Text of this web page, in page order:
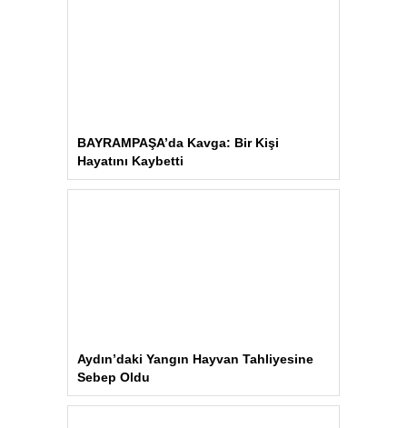
BAYRAMPAŞA’da Kavga: Bir Kişi
Hayatını Kaybetti
Aydın’daki Yangın Hayvan Tahliyesine
Sebep Oldu